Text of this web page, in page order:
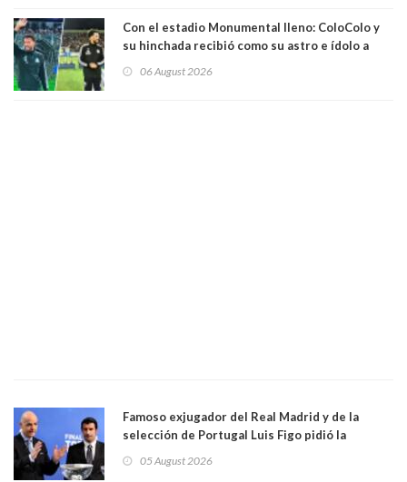
Con el estadio Monumental lleno: ColoColo y
su hinchada recibió como su astro e ídolo a
06 August 2026
Famoso exjugador del Real Madrid y de la
selección de Portugal Luis Figo pidió la
comportamiento más bajo y cobarde que he
05 August 2026